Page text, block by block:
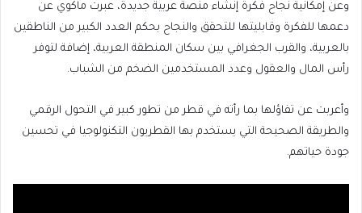
وعن إمكانية نجاح فكرة إنشاء منصة عربية جديدة، عبرت ماكوي عن
دعمها للفكرة وقابليتها للتحقق والنجاح بحكم العدد الكبير من الناطقين
بالعربية، والقرب الجغرافي بين سكان المنطقة العربية، إضافة لتوفر
رأس المال والعقول وعدد المستخدمين الضخم من الشباب.
وأعربت عن تفاؤلها بما رأته في قطر من تطور كبير في التحول الرقمي
والطريقة الصحيحة التي يستخدم بها القطريون التكنولوجيا في تحسين
جودة حياتهم.